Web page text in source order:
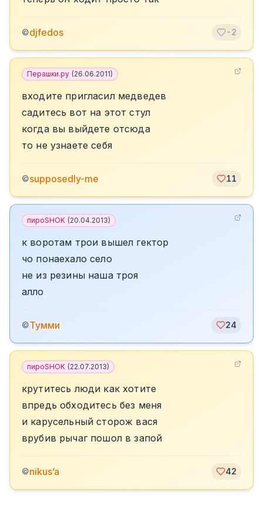
©djfedos -2
Перашки.ру (26.06.2011)
входите пригласил медведев
садитесь вот на этот стул
когда вы выйдете отсюда
то не узнаете себя
©supposedly-me 11
пироSHOK (20.04.2013)
к воротам трои вышел гектор
чо понаехало село
не из резины наша троя
алло
©Тумми 24
пироSHOK (22.07.2013)
крутитесь люди как хотите
впредь обходитесь без меня
и карусельный сторож вася
врубив рычаг пошол в запой
©nikus’a 42